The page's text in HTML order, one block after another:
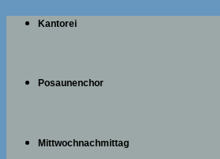
Kantorei
Posaunenchor
Mittwochnachmittag